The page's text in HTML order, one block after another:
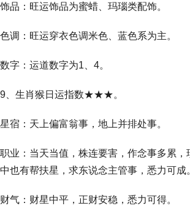
饰品：旺运饰品为蜜蜡、玛瑙类配饰。
色调：旺运穿衣色调米色、蓝色系为主。
数字：运道数字为1、4。
9、生肖猴日运指数★★★。
星宿：天上偏富翁事，地上并排处事。
职业：当天当值，株连要害，作念事多累，
中也有帮扶星，求东说念主管事，悉力可成
财气：财星中平，正财安稳，悉力可得。